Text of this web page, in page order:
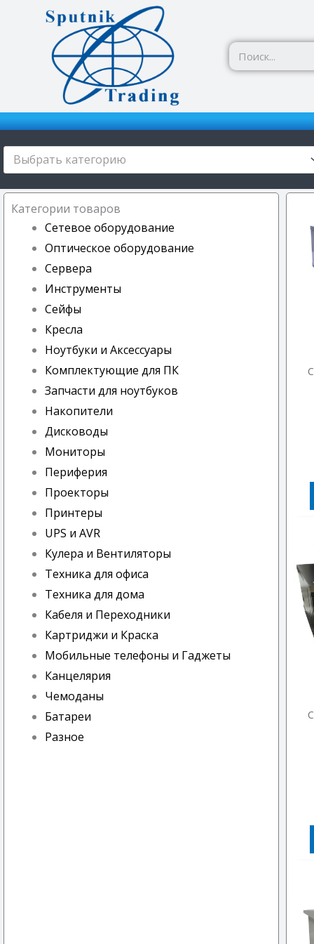
Перейти
содержимому
Выбрать категорию
Категории товаров
Сетевое оборудование
Оптическое оборудование
Сервера
Инструменты
Сейфы
Кресла
Ноутбуки и Аксессуары
Комплектующие для ПК
Запчасти для ноутбуков
Накопители
Дисководы
Мониторы
Периферия
Проекторы
Принтеры
UPS и AVR
Кулера и Вентиляторы
Техника для офиса
Техника для дома
Кабеля и Переходники
Картриджи и Краска
Мобильные телефоны и Гаджеты
Канцелярия
Чемоданы
Батареи
Разное